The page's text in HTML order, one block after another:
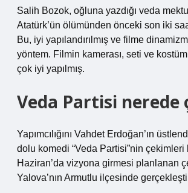
Salih Bozok, oğluna yazdığı veda
Atatürk’ün ölümünden önceki son iki
Bu, iyi yapılandırılmış ve filme
yöntem. Filmin kamerası, seti ve kostüm
çok iyi yapılmış.
Veda Partisi nerede
Yapımcılığını Vahdet Erdoğan’ın
dolu komedi “Veda Partisi”nin çekimleri
Haziran’da vizyona girmesi planlanan
Yalova’nın Armutlu ilçesinde